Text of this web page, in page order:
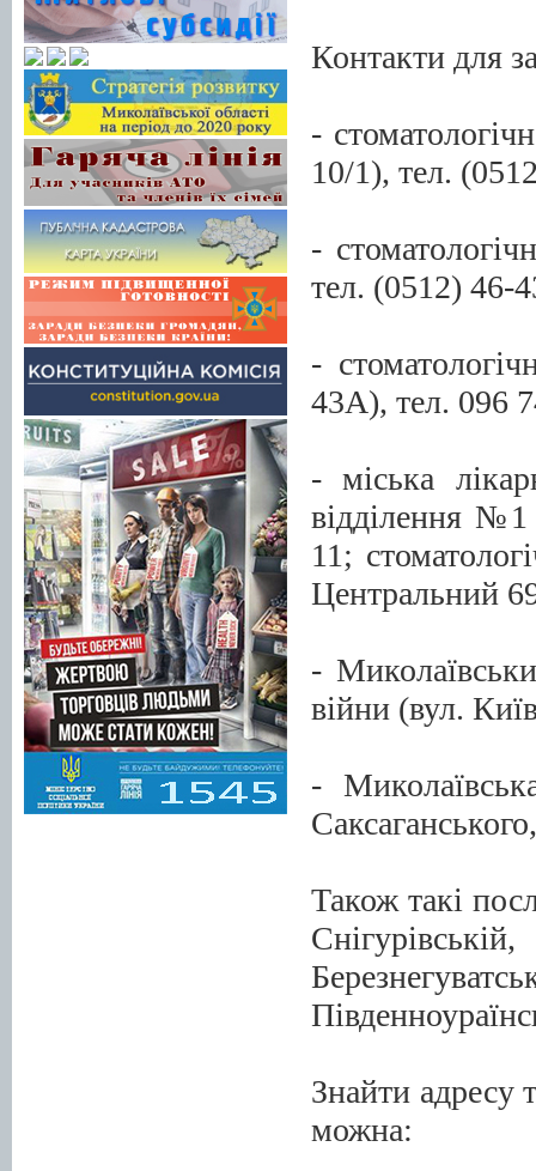
Контакти для
-
10/1), тел.
-
тел. (0512) 46-
-
43А), тел. 096
- міська
відділення №1
11;
Центральний
-
війни (вул.
-
Також такі
Знайти адресу
можна: